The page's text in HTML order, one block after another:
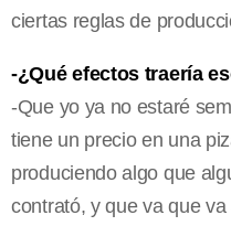
ciertas reglas de
-¿Qué efectos traería
-Que yo ya no estaré
tiene un precio en una
produciendo algo que
contrató, y que va que